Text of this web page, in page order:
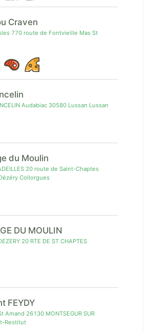
Craven
770 route de Fontvieille Mas St
Audabiac 30580 Lussan Lussan
du Moulin
20 route de Saint-Chaptes
Collorgues
DU MOULIN
20 RTE DE ST CHAPTES
FEYDY
Amand 26130 MONTSEGUR SUR
Restitut